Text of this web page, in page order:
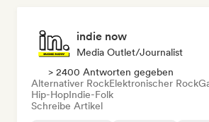
indie now
Media Outlet/Journalist
> 2400 Antworten gegeben
Alternativer RockElektronischer Rock
Hip-HopIndie-Folk
Schreibe Artikel